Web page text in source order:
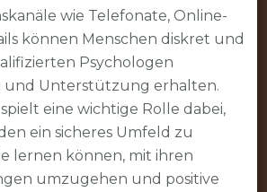
wie Telefonate, Online-
können Menschen diskret und
Psychologen
und Unterstützung erhalten.
eine wichtige Rolle dabei,
ein sicheres Umfeld zu
lernen können, mit ihren
umzugehen und positive